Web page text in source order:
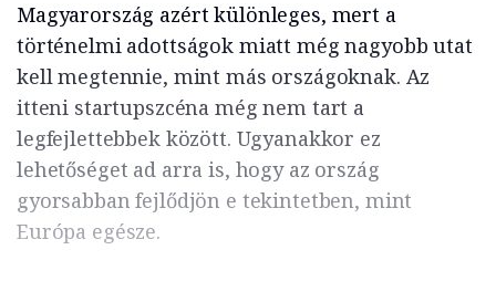
Magyarország azért különleges, mert a
történelmi adottságok miatt még nagyobb utat
kell megtennie, mint más országoknak. Az
itteni startupszcéna még nem tart a
legfejlettebbek között. Ugyanakkor ez
lehetőséget ad arra is, hogy az ország
gyorsabban fejlődjön e tekintetben, mint
Európa egésze.